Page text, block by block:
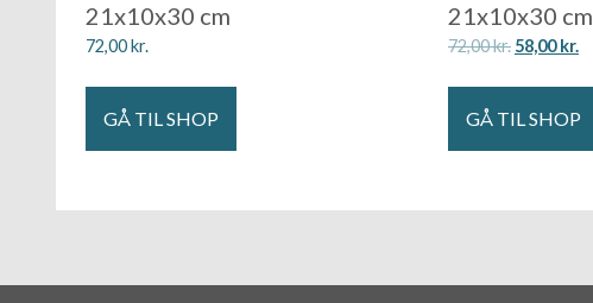
21x10x30 cm
72,00kr.
GÅ TIL SHOP
21x10x30 cm
72,00kr. 58,00kr.
GÅ TIL SHOP